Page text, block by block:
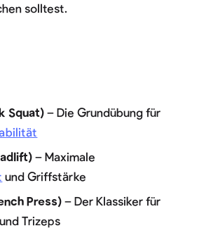
solltest.
Squat) – Die Grundübung für
– Maximale
und Griffstärke
Press) – Der Klassiker für
Trizeps